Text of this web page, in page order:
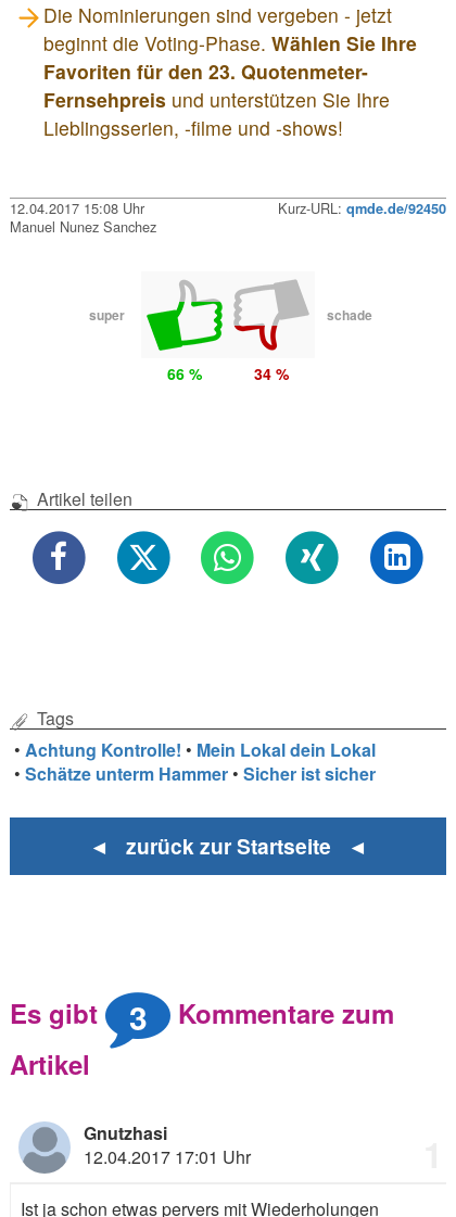
Die Nominierungen sind vergeben - jetzt
beginnt die Voting-Phase. Wählen Sie Ihre
Favoriten für den 23. Quotenmeter-
Fernsehpreis und unterstützen Sie Ihre
Lieblingsserien, -filme und -shows!
12.04.2017 15:08 Uhr Kurz-URL: qmde.de/92450
Manuel Nunez Sanchez
super schade
66 % 34 %
Artikel teilen
Tags
•Achtung Kontrolle! • Mein Lokal dein Lokal
•Schätze unterm Hammer •Sicher ist sicher
◄ zurück zur Startseite ◄
Es gibt 3
Kommentare zum
Artikel
Gnutzhasi
12.04.2017 17:01 Uhr
Ist ja schon etwas pervers mit Wiederholungen